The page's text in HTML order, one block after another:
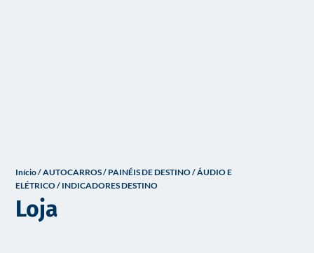
Início/AUTOCARROS/ PAINÉIS DE DESTINO / ÁUDIO E
ELÉTRICO/ INDICADORES DESTINO
Loja